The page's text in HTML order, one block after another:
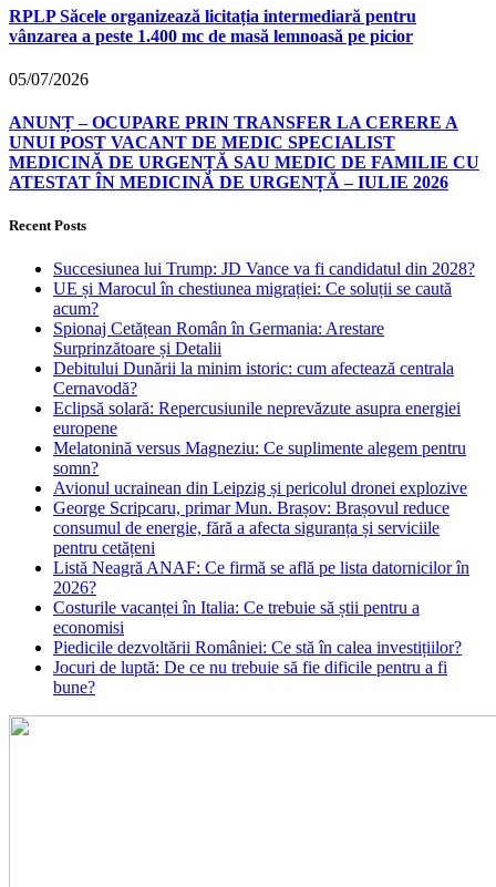
RPLP Săcele organizează licitația intermediară pentru
vânzarea a peste 1.400 mc de masă lemnoasă pe picior
05/07/2026
ANUNȚ – OCUPARE PRIN TRANSFER LA CERERE A
UNUI POST VACANT DE MEDIC SPECIALIST
MEDICINĂ DE URGENȚĂ SAU MEDIC DE FAMILIE CU
ATESTAT ÎN MEDICINĂ DE URGENȚĂ – IULIE 2026
Recent Posts
Succesiunea lui Trump: JD Vance va fi candidatul din 2028?
UE și Marocul în chestiunea migrației: Ce soluții se caută
acum?
Spionaj Cetățean Român în Germania: Arestare
Surprinzătoare și Detalii
Debitului Dunării la minim istoric: cum afectează centrala
Cernavodă?
Eclipsă solară: Repercusiunile neprevăzute asupra energiei
europene
Melatonină versus Magneziu: Ce suplimente alegem pentru
somn?
Avionul ucrainean din Leipzig și pericolul dronei explozive
George Scripcaru, primar Mun. Brașov: Brașovul reduce
consumul de energie, fără a afecta siguranța și serviciile
pentru cetățeni
Listă Neagră ANAF: Ce firmă se află pe lista datornicilor în
2026?
Costurile vacanței în Italia: Ce trebuie să știi pentru a
economisi
Piedicile dezvoltării României: Ce stă în calea investițiilor?
Jocuri de luptă: De ce nu trebuie să fie dificile pentru a fi
bune?